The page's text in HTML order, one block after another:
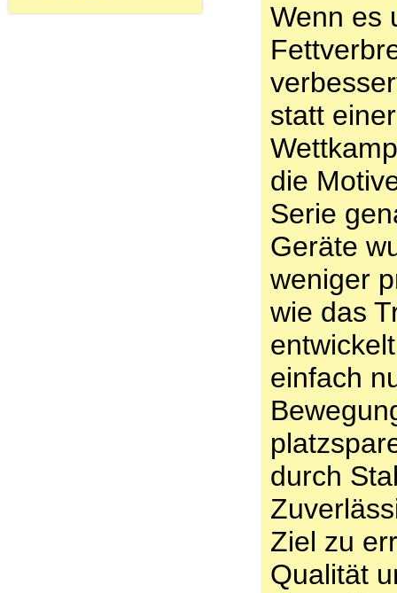
Wenn es
statt
die
Serie
Geräte
weniger
wie das
einfach
durch
Ziel zu
Qualität